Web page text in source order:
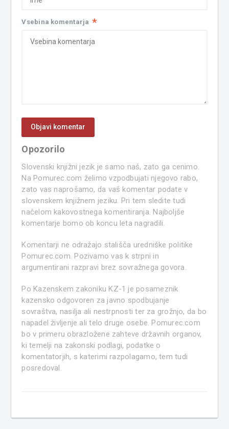
Vsebina komentarja *
Opozorilo
Slovenski knjižni jezik je samo naš, zato ga cenimo.
Na Pomurec.com želimo vzpodbujati njegovo rabo,
zato vas naprošamo, da vaš komentar podate v
slovenskem knjižnem jeziku. Pri tem sledite tudi
načelom kakovostnega komentiranja. Najboljše
komentarje bomo ob koncu leta nagradili.
Komentarji ne odražajo stališča uredniške politike
Pomurec.com. Pozivamo vas k strpni in
argumentirani razpravi brez sovražnega govora.
Po Kazenskem zakoniku KZ-1 je posameznik
kazensko odgovoren za javno spodbujanje
sovraštva, nasilja ali nestrpnosti ter za grožnjo, da bo
napadel življenje ali telo druge osebe. Pomurec.com
bo v primeru obrazložene zahteve državnih organov,
ki temelji na zakonski podlagi, podatke o
komentatorjih, s katerimi razpolagamo, tem tudi
posredoval.